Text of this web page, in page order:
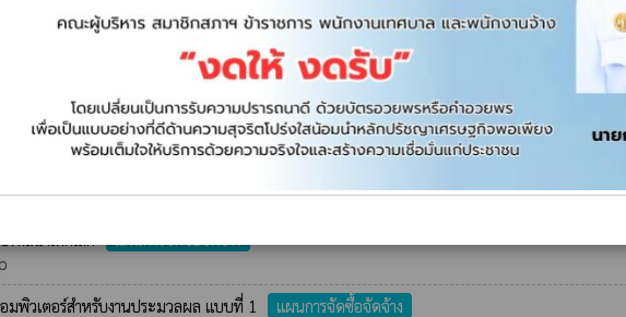
ลวงท้องถิ่น อบ.ถ.127-17 สายห้วยกกบก บ้านป่ายู หมู่ที่ 9 เชื่อมบ้านสว่างโนนโพธิ์ หมู่ที่ 13 ตำบลนาเยี
บ.ถ.127-021 หน้าศาลาบ้านสว่างโนนโพธิ์ หมู่ที่ 13 ตำบลนาเยีย อำเภอนาเยีย เชื่อมบ้านโนนย่านา
ตารางเมตร ตำบลนาเยีย อำเภอนาเยีย จังหวัดอุบลราชธานี
แผนการจัดซื้อจัดจ้าง
พ์แบบฉีดหมึกพร้อมติดตั้งถังหมึก(Ink Tank Printer))
ฒนาเด็กเล็ก
พิวเตอร์สำหรับงานประมวลผล แบบที่ 1
แผนการจัดซื้อจัดจ้าง